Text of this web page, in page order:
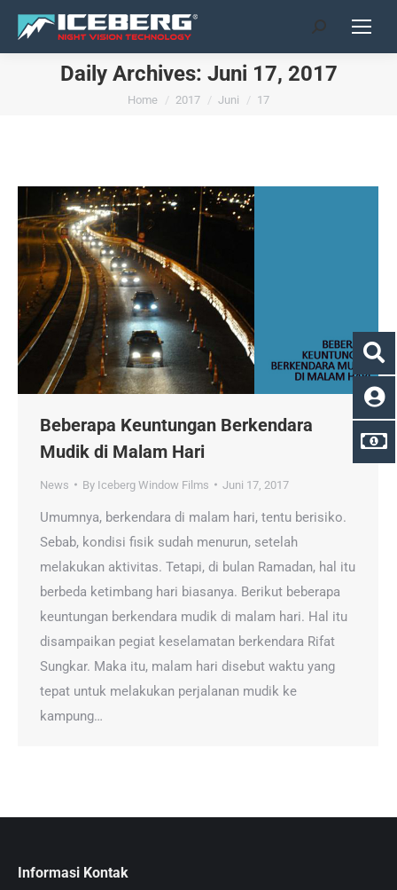
Search:
Daily Archives: Juni 17, 2017
You are here:
Home 2017 Juni 17
Beberapa Keuntungan Berkendara
Mudik di Malam Hari
News By Iceberg Window Films Juni 17, 2017
Umumnya, berkendara di malam hari, tentu berisiko.
Sebab, kondisi fisik sudah menurun, setelah
melakukan aktivitas. Tetapi, di bulan Ramadan, hal itu
berbeda ketimbang hari biasanya. Berikut beberapa
keuntungan berkendara mudik di malam hari. Hal itu
disampaikan pegiat keselamatan berkendara Rifat
Sungkar. Maka itu, malam hari disebut waktu yang
tepat untuk melakukan perjalanan mudik ke
kampung…
Informasi Kontak